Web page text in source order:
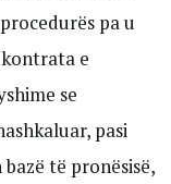
pa u
e
se
pasi
të pronësisë,